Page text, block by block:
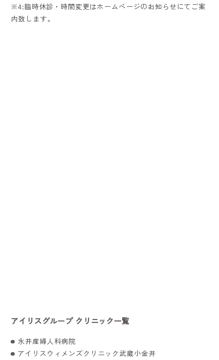
※4:臨時休診・時間変更はホームページのお知らせにてご案
内致します。
アイリスグループ クリニック一覧
永井産婦人科病院
アイリスウィメンズクリニック武蔵小金井